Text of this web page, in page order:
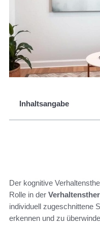
Inhaltsangabe
Der kognitive
Rolle in der
individuell zugeschnittene
erkennen und zu